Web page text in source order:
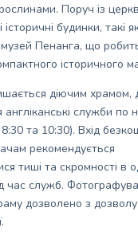
Поруч із
будинки, такі
Пенанга, що робить
історичного
діючим храмом,
служби по
та 10:30). Вхід
рекомендується
тиші та скромності в
час служб.
дозволено з дозволу